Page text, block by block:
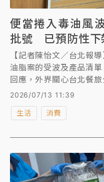
便當捲入毒油風
批號 已預防性下
【記者陳怡文／台北報
油脂案的受波及產品清
回應，外界關心台北餐
旅分處所使用食用油一
管機關公告之問題批號
2026/07/13 11:39
生活 消費